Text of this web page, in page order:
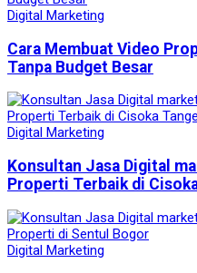
Digital Marketing
Cara Membuat Video
Tanpa Budget Besar
Digital Marketing
Konsultan Jasa Digital
Properti Terbaik di
Digital Marketing